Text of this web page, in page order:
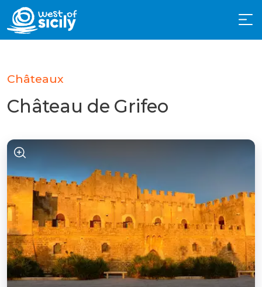
Châteaux
Château de Grifeo